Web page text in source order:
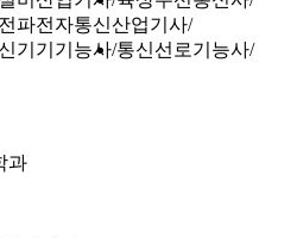
파전자통신산업기사
기기기능사 통신선로기능사
과